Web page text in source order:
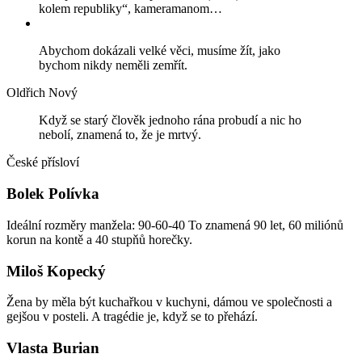
kolem republiky“, kameramanom…
Abychom dokázali velké věci, musíme žít, jako
bychom nikdy neměli zemřít.
Oldřich Nový
Když se starý člověk jednoho rána probudí a nic ho
nebolí, znamená to, že je mrtvý.
České přísloví
Bolek Polívka
Ideální rozměry manžela: 90-60-40 To znamená 90 let, 60 miliónů
korun na kontě a 40 stupňů horečky.
Miloš Kopecký
Žena by měla být kuchařkou v kuchyni, dámou ve společnosti a
gejšou v posteli. A tragédie je, když se to přehází.
Vlasta Burian